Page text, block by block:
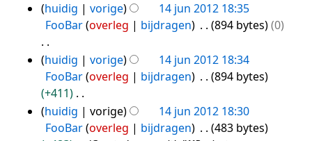
n
g
s
s
a
m
e
n
r
i
n
g
s
s
a
b
w
e
k
i
n
e
n
b
w
e
14
2012
huidig vorige
14 jun 2012 18:35
FooBar overleg bijdragen 894 bytes 0
G
e
n
b
huidig vorige
14 jun 2012 18:34
FooBar overleg bijdragen
894 bytes
+411
Ghuidig vorige
14 jun 2012 18:30
FooBar overleg bijdragen
483 bytes